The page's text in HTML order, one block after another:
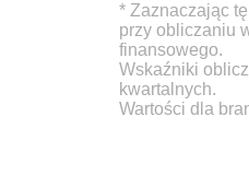
* Zaznaczając
przy obliczaniu
finansowego.
Wskaźniki
kwartalnych.
Wartości dla